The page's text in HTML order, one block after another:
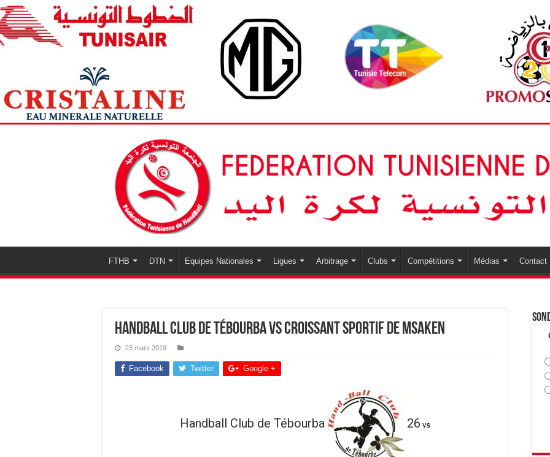
FTHB DTN Equipes Nationales Ligues Arbitrage Clubs Compétitions Médias Contact
Handball Club de Tébourba vs Croissant Sportif de Msaken
23 mars 2019
Facebook Twitter Google +
Handball Club de Tébourba 26 vs